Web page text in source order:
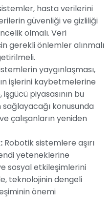
hasta verilerini
güvenliği ve gizliliği
olmalı. Veri
gerekli önlemler alınmalı
yaygınlaşması,
işlerini kaybetmelerine
piyasasının bu
konusunda
çalışanların yeniden
Robotik sistemlere aşırı
yeteneklerine
sosyal etkileşimlerini
teknolojinin dengeli
önemi